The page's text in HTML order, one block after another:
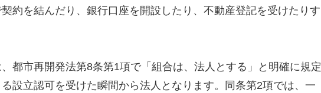
約を結んだり、銀行口座を開設したり、不動産登記を受けたりす
都市再開発法第8条第1項で「組合は、法人とする」と明確に規定
設立認可を受けた瞬間から法人となります。同条第2項では、一